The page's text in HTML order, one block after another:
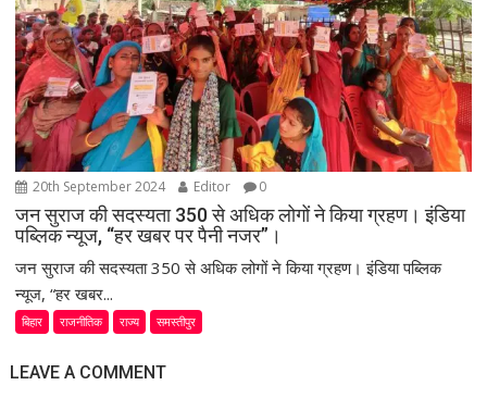
20th September 2024 Editor 0
जन सुराज की सदस्यता 350 से अधिक लोगों ने किया ग्रहण। इंडिया
पब्लिक न्यूज, “हर खबर पर पैनी नजर”।
जन सुराज की सदस्यता 350 से अधिक लोगों ने किया ग्रहण। इंडिया पब्लिक
न्यूज, “हर खबर...
बिहार राजनीतिक राज्य समस्तीपुर
LEAVE A COMMENT